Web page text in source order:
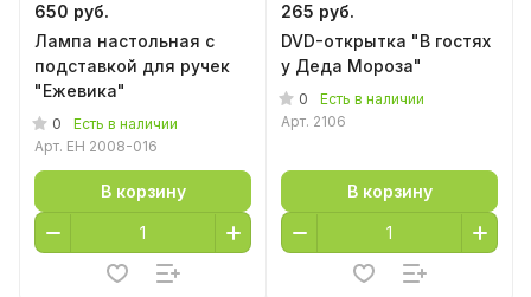
650 руб.
Лампа настольная с
подставкой для ручек
"Ежевика"
0
Есть в наличии
Арт. EH 2008-016
В корзину
265 руб.
DVD-открытка "В гостях
у Деда Мороза"
0
Есть в наличии
Арт. 2106
В корзину